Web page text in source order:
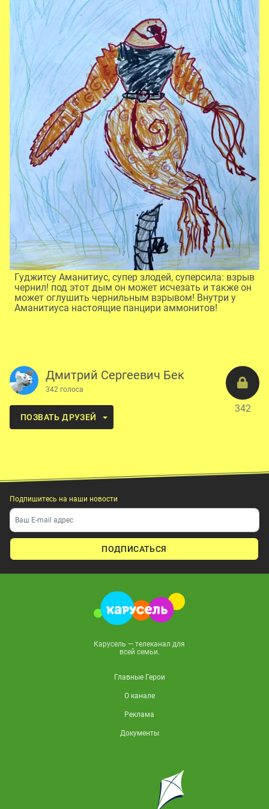
Гуджитсу Аманитиус, супер злодей, суперсила: взрыв
чернил! под этот дым он может исчезать и также он
может оглушить чернильным взрывом! Внутри у
Аманитиуса настоящие панцири аммонитов!
342
Дмитрий Сергеевич Бек
342 голоса
ПОЗВАТЬ ДРУЗЕЙ
Подпишитесь на наши новости
ПОДПИСАТЬСЯ
Карусель — телеканал для
всей семьи.
Главные Герои
О канале
Реклама
Документы